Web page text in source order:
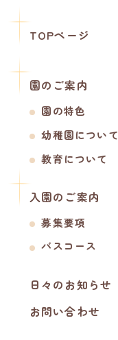
TOPページ
園のご案内
園の特色
幼稚園について
教育について
入園のご案内
募集要項
バスコース
日々のお知らせ
お問い合わせ